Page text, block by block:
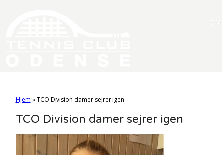
Hjem »TCO Division damer sejrer igen
TCO Division damer sejrer igen